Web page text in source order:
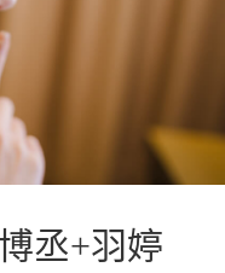
丞+羽婷